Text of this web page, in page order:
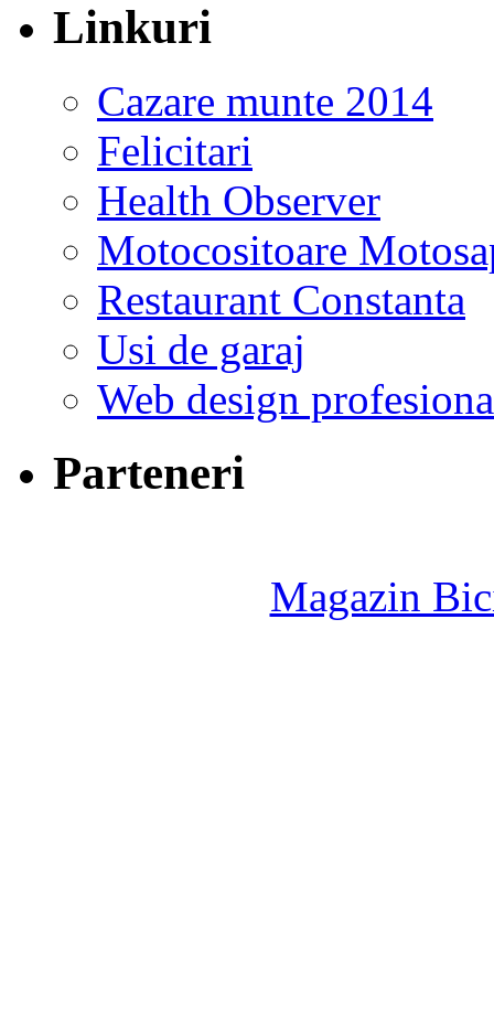
Linkuri
Cazare munte 2014
Felicitari
Health Observer
Motocositoare
Restaurant Constanta
Usi de garaj
Web design
Parteneri
Magazin